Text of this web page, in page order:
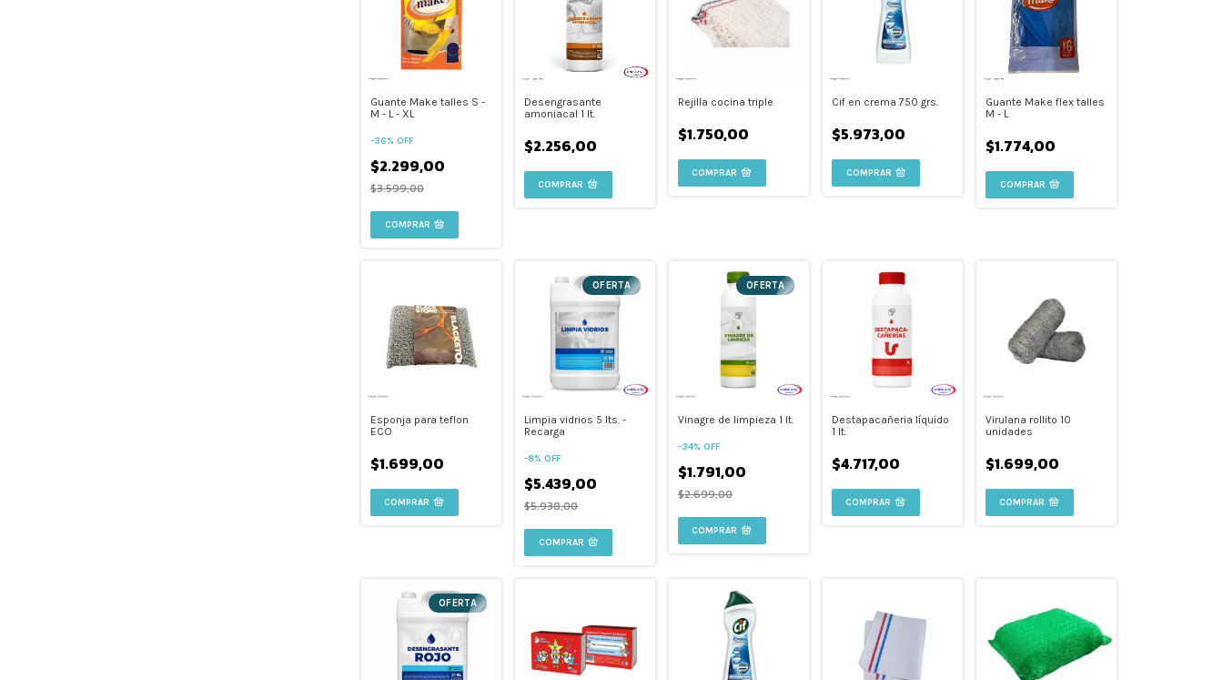
Guante Make talles S -
M - L - XL
-36% OFF
$2.299,00
$3.599,00
COMPRAR
Desengrasante
amoniacal 1 lt.
$2.256,00
Rejilla cocina triple
$1.750,00
Cif en crema 750 grs.
$5.973,00
COMPRAR
Guante Make flex talles
M - L
$1.774,00
COMPRAR
Esponja para teflon
ECO
$1.699,00
OFERTA
Limpia vidrios 5 lts. -
Recarga
-8% OFF
$5.439,00
$5.938,00
COMPRAR
OFERTA
Vinagre de limpieza 1 lt.
-34% OFF
$1.791,00
$2.699,00
Destapacañeria líquido
1 lt.
$4.717,00
Virulana rollito 10
unidades
$1.699,00
OFERTA